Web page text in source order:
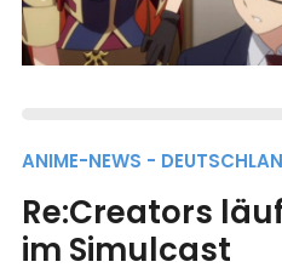
ANIME-NEWS -
Re:Creators
im Simulcast